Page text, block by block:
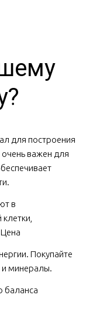
для построения
важен для
в
Покупайте
минералы.
баланса